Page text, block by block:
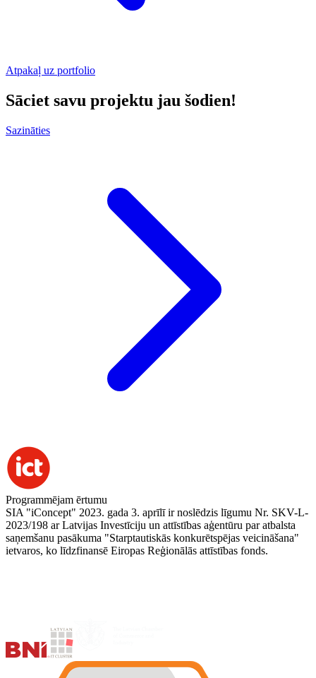
Atpakaļ uz portfolio
Sāciet savu projektu jau šodien!
Sazināties
Programmējam ērtumu
SIA "iConcept" 2023. gada 3. aprīlī ir noslēdzis līgumu Nr. SKV-L-
2023/198 ar Latvijas Investīciju un attīstības aģentūru par atbalsta
saņemšanu pasākuma "Starptautiskās konkurētspējas veicināšana"
ietvaros, ko līdzfinansē Eiropas Reģionālās attīstības fonds.